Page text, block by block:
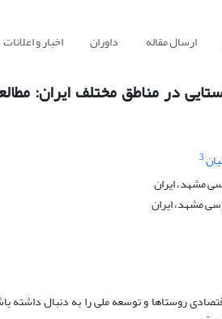
ارسال مقاله داوران اخبار و اعلانات
3
مشهد، ایران
مشهد، ایران
روستاها و توسعه ملی را به دنبال